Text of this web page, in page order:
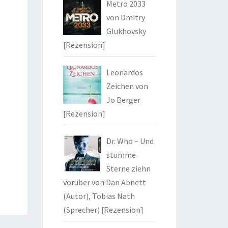
Metro 2033
von Dmitry
Glukhovsky
[Rezension]
Leonardos
Zeichen von
Jo Berger
[Rezension]
Dr. Who – Und
stumme
Sterne ziehn
vorüber von Dan Abnett
(Autor), Tobias Nath
(Sprecher) [Rezension]